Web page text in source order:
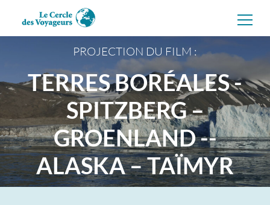
directement
contenu
PROJECTION DU FILM :
TERRES BORÉALES -
SPITZBERG –
GROENLAND --
ALASKA – TAÏMYR